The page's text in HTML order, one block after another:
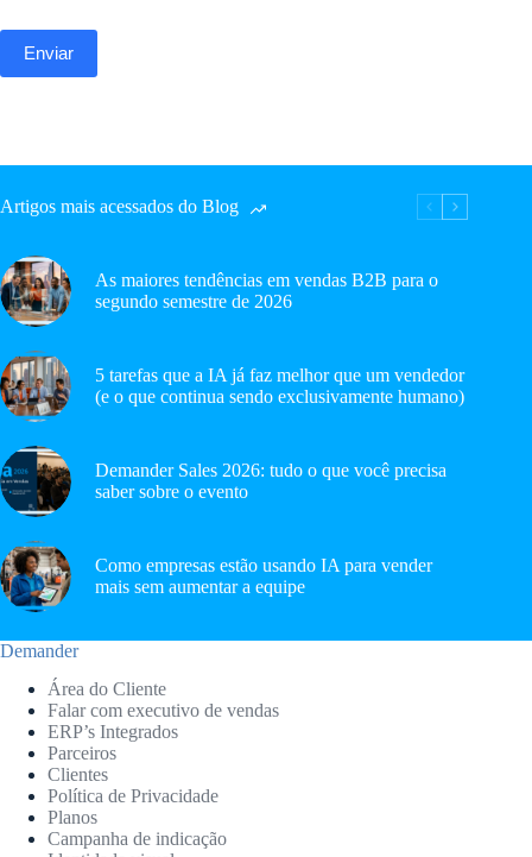
Artigos mais acessados do Blog
As maiores tendências em vendas B2B para o
segundo semestre de 2026
5 tarefas que a IA já faz melhor que um vendedor
(e o que continua sendo exclusivamente humano)
Demander Sales 2026: tudo o que você precisa
saber sobre o evento
Como empresas estão usando IA para vender
mais sem aumentar a equipe
Demander
Área do Cliente
Falar com executivo de vendas
ERP’s Integrados
Parceiros
Clientes
Política de Privacidade
Planos
Campanha de indicação